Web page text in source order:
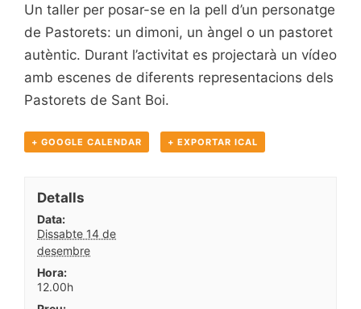
Un taller per posar-se en la pell d’un personatge
de Pastorets: un dimoni, un àngel o un pastoret
autèntic. Durant l’activitat es projectarà un vídeo
amb escenes de diferents representacions dels
Pastorets de Sant Boi.
+ GOOGLE CALENDAR + EXPORTAR ICAL
Detalls
Data:
Dissabte 14 de
desembre
Hora:
12.00h